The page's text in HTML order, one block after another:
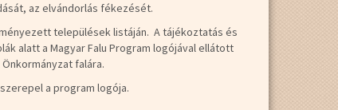
az elvándorlás fékezését.
települések listáján. A tájékoztatás és
alatt a Magyar Falu Program logójával ellátott
falára.
a program logója.